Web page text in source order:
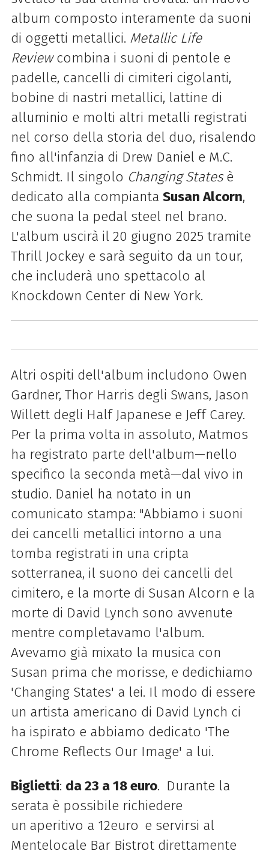
album composto interamente da suoni
di oggetti metallici. Metallic Life
Reviewcombina i suoni di pentole e
padelle, cancelli di cimiteri cigolanti,
bobine di nastri metallici, lattine di
alluminio e molti altri metalli registrati
nel corso della storia del duo, risalendo
fino all'infanzia di Drew Daniel e M.C.
Schmidt. Il singolo Changing Statesè
dedicato alla compianta Susan Alcorn,
che suona la pedal steel nel brano.
L'album uscirà il 20 giugno 2025 tramite
Thrill Jockey e sarà seguito da un tour,
che includerà uno spettacolo al
Knockdown Center di New York.
Altri ospiti dell'album includono Owen
Gardner, Thor Harris degli Swans, Jason
Willett degli Half Japanese e Jeff Carey.
Per la prima volta in assoluto, Matmos
ha registrato parte dell'album—nello
specifico la seconda metà—dal vivo in
studio. Daniel ha notato in un
comunicato stampa: "Abbiamo i suoni
dei cancelli metallici intorno a una
tomba registrati in una cripta
sotterranea, il suono dei cancelli del
cimitero, e la morte di Susan Alcorn e la
morte di David Lynch sono avvenute
mentre completavamo l'album.
Avevamo già mixato la musica con
Susan prima che morisse, e dedichiamo
'Changing States' a lei. Il modo di essere
un artista americano di David Lynch ci
ha ispirato e abbiamo dedicato 'The
Chrome Reflects Our Image' a lui.
Biglietti: da 23 a 18 euro. Durante la
serata è possibile richiedere
un aperitivo a 12euro e servirsi al
Mentelocale Bar Bistrot direttamente